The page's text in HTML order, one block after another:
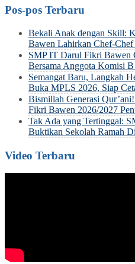
Pos-pos Terbaru
Bekali Anak dengan Skill:
Bawen Lahirkan Chef-
SMP IT Darul Fikri Bawen
Bersama Anggota Komisi
Semangat Baru, Langkah
Buka MPLS 2026, Siap
Bismillah Generasi
Fikri Bawen 2026/2027
Tak Ada yang Tertinggal:
Buktikan Sekolah Ramah
Video Terbaru